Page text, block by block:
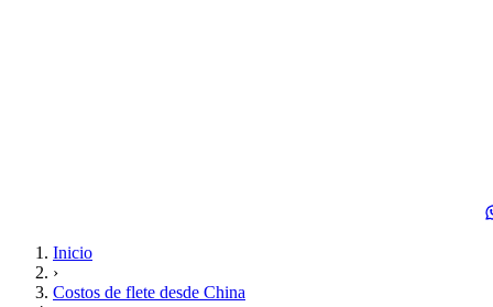
Inicio
›
Costos de flete desde China